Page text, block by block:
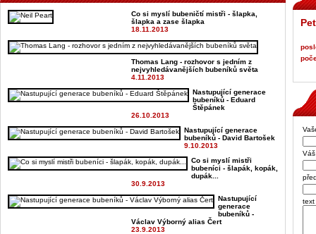
Co si myslí bubeničtí mistři - šlapka,
šlapka a zase šlapka
18.11.2013
Thomas Lang - rozhovor s jedním z
nejvyhledávanějších bubeníků světa
4.11.2013
Nastupující generace
bubeníků - Eduard
Štěpánek
26.10.2013
Nastupující generace
bubeníků - David Bartošek
9.10.2013
Co si myslí mistři
bubeníci - šlapák, kopák,
dupák...
30.9.2013
Nastupující
generace
bubeníků -
Václav Výborný alias Čert
23.9.2013
text